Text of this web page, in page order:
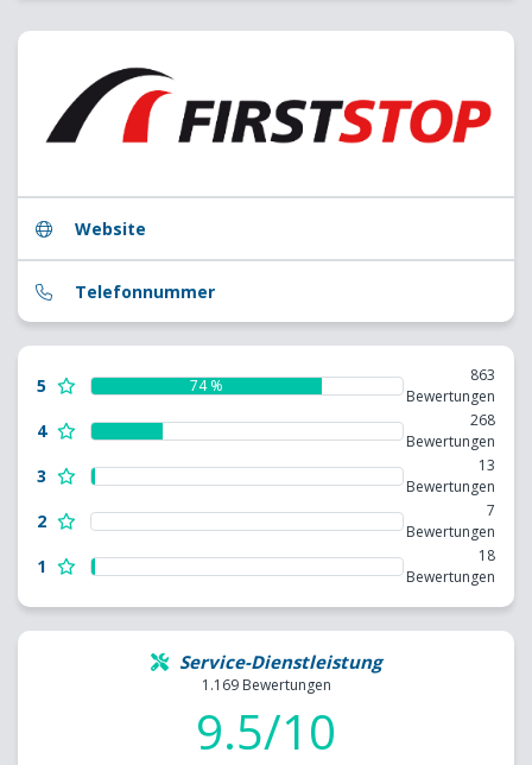
Website
Telefonnummer
5 74 %
863
Bewertungen
4
268
Bewertungen
3
13
Bewertungen
2
7
Bewertungen
1
18
Bewertungen
Service-Dienstleistung
1.169 Bewertungen
9.5/10